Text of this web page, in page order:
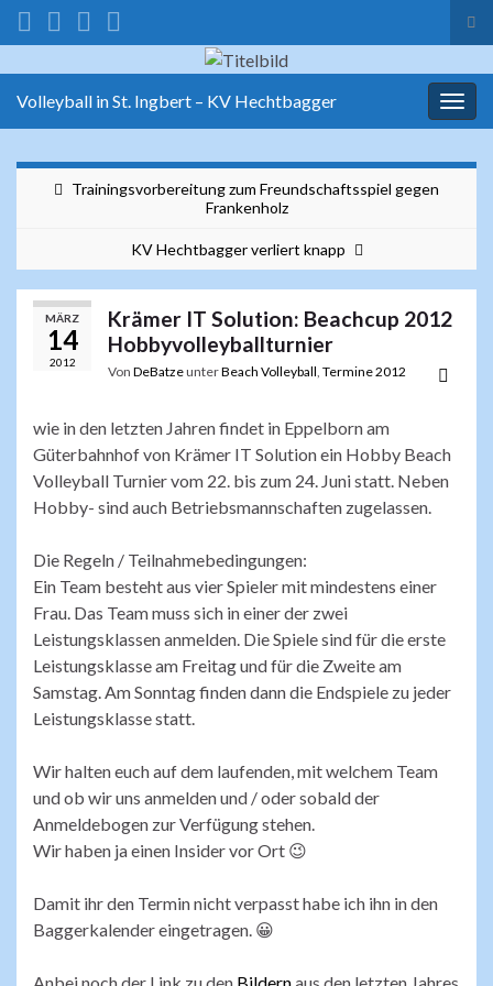
Volleyball in St. Ingbert – KV Hechtbagger
Trainingsvorbereitung zum Freundschaftsspiel gegen
Frankenholz
KV Hechtbagger verliert knapp
MÄRZ
14
2012
Krämer IT Solution: Beachcup 2012
Hobbyvolleyballturnier
Von DeBatzeunterBeach Volleyball Termine 2012
wie in den letzten Jahren findet in Eppelborn am
Güterbahnhof von Krämer IT Solution ein Hobby Beach
Volleyball Turnier vom 22. bis zum 24. Juni statt. Neben
Hobby- sind auch Betriebsmannschaften zugelassen.
Die Regeln / Teilnahmebedingungen:
Ein Team besteht aus vier Spieler mit mindestens einer
Frau. Das Team muss sich in einer der zwei
Leistungsklassen anmelden. Die Spiele sind für die erste
Leistungsklasse am Freitag und für die Zweite am
Samstag. Am Sonntag finden dann die Endspiele zu jeder
Leistungsklasse statt.
Wir halten euch auf dem laufenden, mit welchem Team
und ob wir uns anmelden und / oder sobald der
Anmeldebogen zur Verfügung stehen.
Wir haben ja einen Insider vor Ort 😉
Damit ihr den Termin nicht verpasst habe ich ihn in den
Baggerkalender eingetragen. 😀